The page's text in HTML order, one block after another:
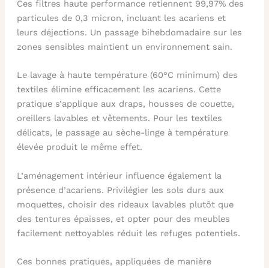
Ces filtres haute performance retiennent 99,97% des
particules de 0,3 micron, incluant les acariens et
leurs déjections. Un passage bihebdomadaire sur les
zones sensibles maintient un environnement sain.
Le lavage à haute température (60°C minimum) des
textiles élimine efficacement les acariens. Cette
pratique s’applique aux draps, housses de couette,
oreillers lavables et vêtements. Pour les textiles
délicats, le passage au sèche-linge à température
élevée produit le même effet.
L’aménagement intérieur influence également la
présence d’acariens. Privilégier les sols durs aux
moquettes, choisir des rideaux lavables plutôt que
des tentures épaisses, et opter pour des meubles
facilement nettoyables réduit les refuges potentiels.
Ces bonnes pratiques, appliquées de manière